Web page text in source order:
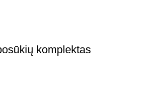
komplektas